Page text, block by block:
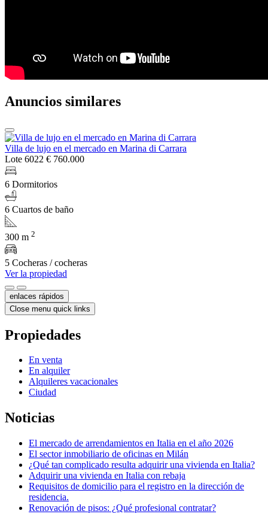
Anuncios similares
Villa de lujo en el mercado en Marina di Carrara
Lote 6022 € 760.000
6 Dormitorios
6 Cuartos de baño
300 m 2
5 Cocheras / cocheras
Ver la propiedad
enlaces rápidos
Close menu quick links
Propiedades
En venta
En alquiler
Alquileres vacacionales
Ciudad
Noticias
El mercado de arrendamientos en Italia en el año 2026
El sector inmobiliario de oficinas en Milán
¿Qué tan complicado resulta adquirir una vivienda en Italia?
Adquirir una vivienda en Italia con rebaja
Requisitos de domicilio para el registro en la dirección de
residencia.
Renovación de pisos: ¿Qué profesional contratar?